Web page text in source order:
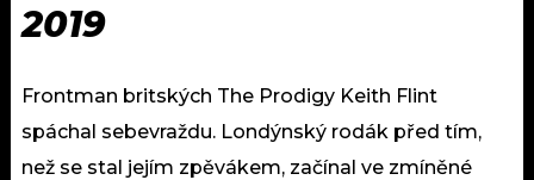
2019
Frontman britských The Prodigy Keith Flint
spáchal sebevraždu. Londýnský rodák před tím,
než se stal jejím zpěvákem, začínal ve zmíněné